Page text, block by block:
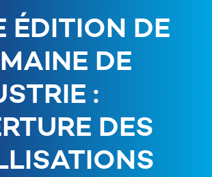
ÉDITION DE
DE
:
DES